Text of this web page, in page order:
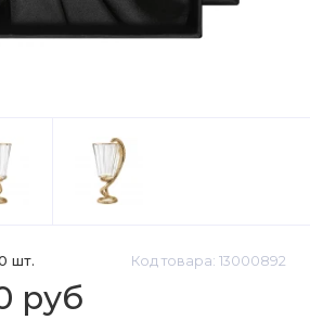
шт. Код товара: 13000892
руб